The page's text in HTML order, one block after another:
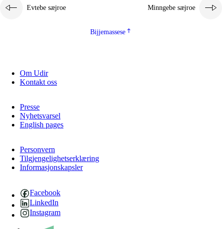
Evtebe sæjroe Minngebe sæjroe
Bijjemassese
Om Udir
Kontakt oss
Presse
Nyhetsvarsel
English pages
Personvern
Tilgjengelighetserklæring
Informasjonskapsler
Facebook
LinkedIn
Instagram